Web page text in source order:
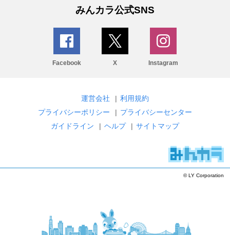
みんカラ公式SNS
Facebook X Instagram
運営会社 | 利用規約
プライバシーポリシー
| プライバシーセンター
ガイドライン
| ヘルプ | サイトマップ
© LY Corporation